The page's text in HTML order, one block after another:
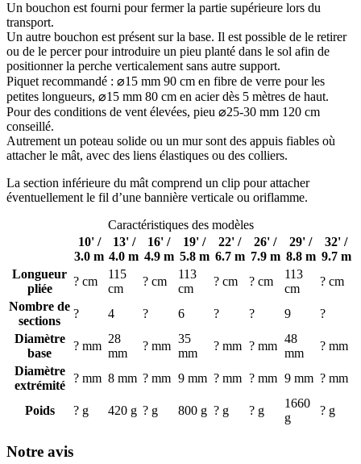
Un bouchon est fourni pour fermer la partie supérieure lors du
transport.
Un autre bouchon est présent sur la base. Il est possible de le retirer
ou de le percer pour introduire un pieu planté dans le sol afin de
positionner la perche verticalement sans autre support.
Piquet recommandé : ⌀15 mm 90 cm en fibre de verre pour les
petites longueurs, ⌀15 mm 80 cm en acier dès 5 mètres de haut.
Pour des conditions de vent élevées, pieu ⌀25-30 mm 120 cm
conseillé.
Autrement un poteau solide ou un mur sont des appuis fiables où
attacher le mât, avec des liens élastiques ou des colliers.
La section inférieure du mât comprend un clip pour attacher
éventuellement le fil d’une bannière verticale ou oriflamme.
Caractéristiques des modèles
10' /
3.0 m
13' /
4.0 m
16' /
4.9 m
19' /
5.8 m
22' /
6.7 m
26' /
7.9 m
29' /
8.8 m
32' /
9.7 m
Longueur
pliée
? cm
115
cm
? cm
113
cm
? cm ? cm
113
cm
? cm
Nombre de
sections
? 4 ? 6 ? ? 9
?
Diamètre
base
? mm
28
mm
? mm
35
mm
? mm ? mm
48
mm
? mm
Diamètre
extrémité
? mm 8 mm ? mm 9 mm ? mm ? mm 9 mm ? mm
Poids ? g 420 g ? g 800 g ? g ? g
1660
g
? g
Notre avis